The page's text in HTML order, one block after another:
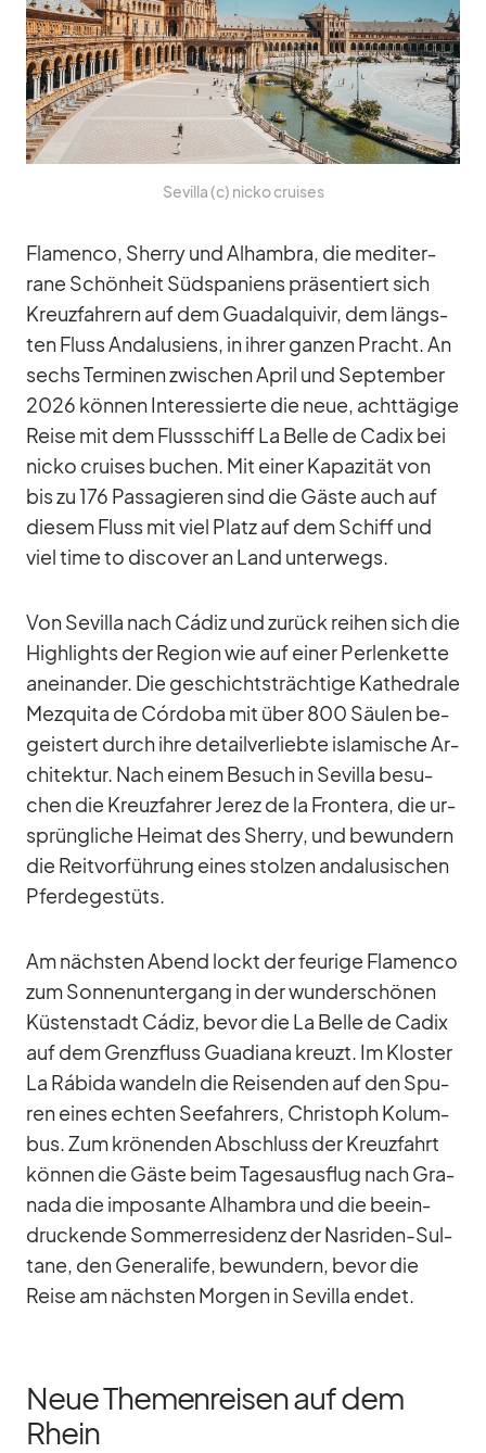
Se­villa (c) nicko crui­ses
Fla­menco, Sherry und Al­ham­bra, die me­di­ter­
rane Schön­heit Süd­spa­ni­ens prä­sen­tiert sich
Kreuz­fah­rern auf dem Gua­d­al­qui­vir, dem längs­
ten Fluss An­da­lu­si­ens, in ih­rer gan­zen Pracht. An
sechs Ter­mi­nen zwi­schen April und Sep­tem­ber
2026 kön­nen In­ter­es­sierte die neue, acht­tä­gige
Reise mit dem Fluss­schiff La Belle de Ca­dix bei
nicko crui­ses bu­chen. Mit ei­ner Ka­pa­zi­tät von
bis zu 176 Pas­sa­gie­ren sind die Gäste auch auf
die­sem Fluss mit viel Platz auf dem Schiff und
viel time to dis­co­ver an Land un­ter­wegs.
Von Se­villa nach Cá­diz und zu­rück rei­hen sich die
High­lights der Re­gion wie auf ei­ner Per­len­kette
an­ein­an­der. Die ge­schichts­träch­tige Ka­the­drale
Mez­quita de Cór­doba mit über 800 Säu­len be­
geis­tert durch ihre de­tail­ver­liebte is­la­mi­sche Ar­
chi­tek­tur. Nach ei­nem Be­such in Se­villa be­su­
chen die Kreuz­fah­rer Je­rez de la Fron­tera, die ur­
sprüng­li­che Hei­mat des Sherry, und be­wun­dern
die Reit­vor­füh­rung ei­nes stol­zen an­da­lu­si­schen
Pfer­de­ge­stüts.
Am nächs­ten Abend lockt der feu­rige Fla­menco
zum Son­nen­un­ter­gang in der wun­der­schö­nen
Küs­ten­stadt Cá­diz, be­vor die La Belle de Ca­dix
auf dem Grenz­fluss Gua­diana kreuzt. Im Klos­ter
La Rá­bida wan­deln die Rei­sen­den auf den Spu­
ren ei­nes ech­ten See­fah­rers, Chris­toph Ko­lum­
bus. Zum krö­nen­den Ab­schluss der Kreuz­fahrt
kön­nen die Gäste beim Ta­ges­aus­flug nach Gra­
nada die im­po­sante Al­ham­bra und die be­ein­
dru­ckende Som­mer­re­si­denz der Nas­ri­den-Sul­
tane, den Ge­ne­ra­life, be­wun­dern, be­vor die
Reise am nächs­ten Mor­gen in Se­villa en­det.
Neue Themenreisen auf dem
Rhein